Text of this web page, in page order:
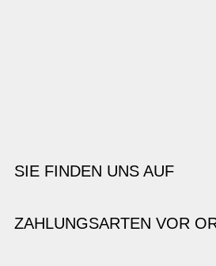
SIE FINDEN UNS AUF
ZAHLUNGSARTEN VOR